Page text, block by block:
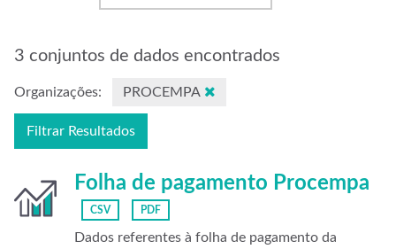
3 conjuntos de dados encontrados
Organizações: PROCEMPA
Filtrar Resultados
Folha de pagamento Procempa
CSV PDF
Dados referentes à folha de pagamento da